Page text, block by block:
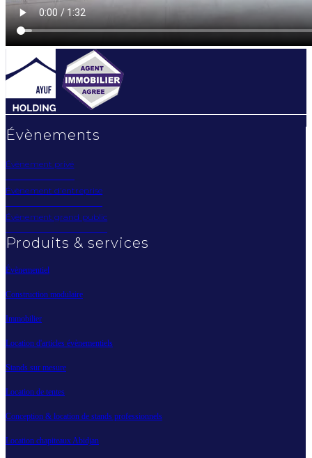
Évènements
Évènement privé
Évènement d'entreprise
Évènement grand public
Produits & services
Évènementiel
Construction modulaire
Immobilier
Location d'articles évènementiels
Stands sur mesure
Location de tentes
Conception & location de stands professionnels
Location chapiteaux Abidjan